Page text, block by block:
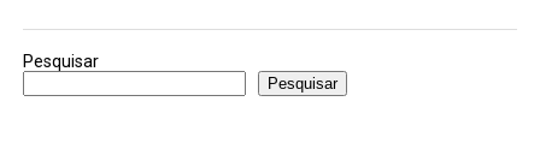
Pesquisar
Pesquisar